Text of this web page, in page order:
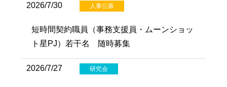
2026/7/30 人事公募
短時間契約職員（事務支援員・ムーンショッ
ト星PJ）若干名 随時募集
2026/7/27 研究会